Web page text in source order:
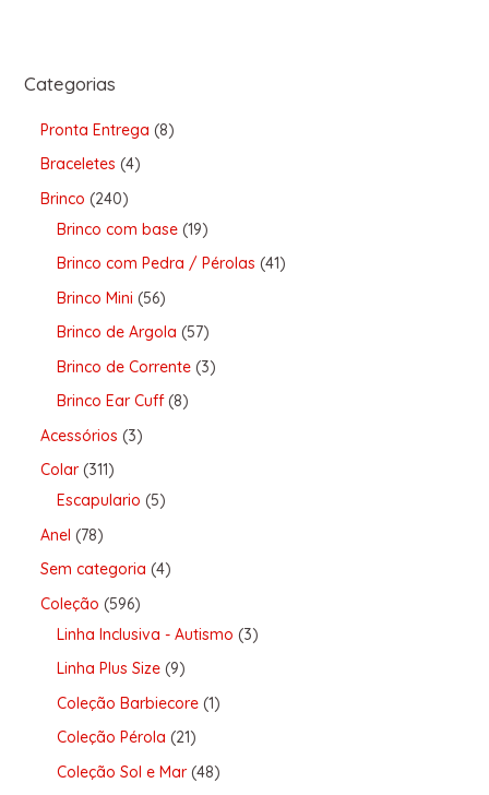
Categorias
Pronta Entrega 8
Braceletes 4
Brinco 240
Brinco com base 19
Brinco com Pedra / Pérolas 41
Brinco Mini 56
Brinco de Argola 57
Brinco de Corrente 3
Brinco Ear Cuff 8
Acessórios 3
Colar 311
Escapulario 5
Anel 78
Sem categoria 4
Coleção 596
Linha Inclusiva - Autismo 3
Linha Plus Size 9
Coleção Barbiecore 1
Coleção Pérola 21
Coleção Sol e Mar 48